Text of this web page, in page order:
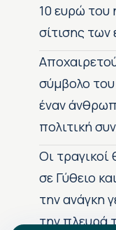
10 ευρώ του
σίτισης
σύμβολο του
έναν
πολιτική
Οι
σε Γύθειο
την ανάγκη
την πλευρά